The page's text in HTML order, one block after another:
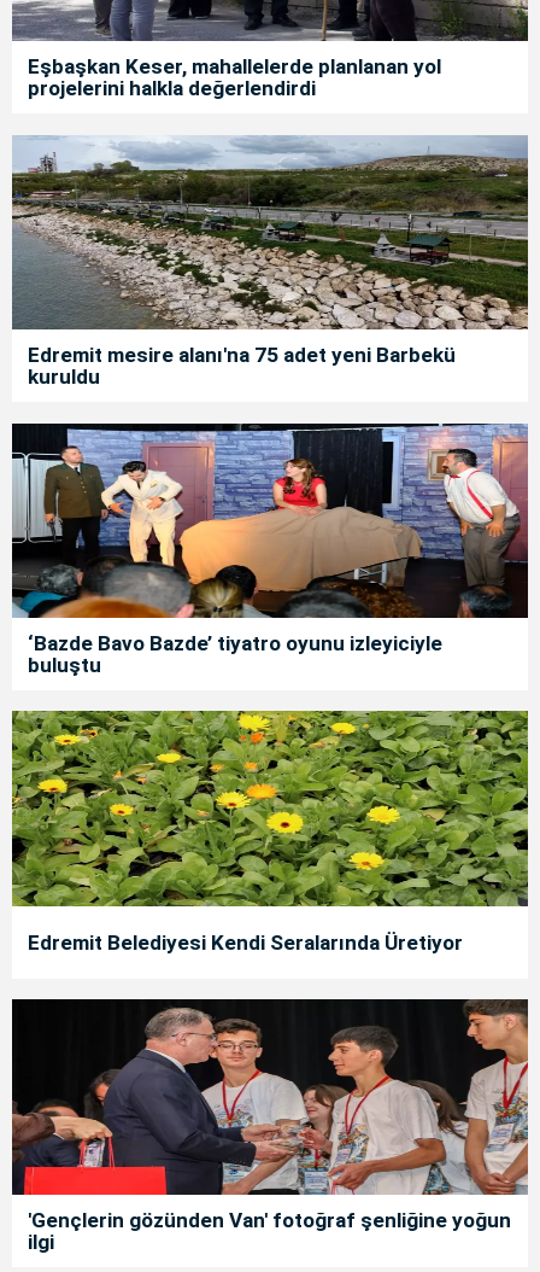
Eşbaşkan Keser, mahallelerde planlanan yol
projelerini halkla değerlendirdi
Edremit mesire alanı'na 75 adet yeni Barbekü
kuruldu
‘Bazde Bavo Bazde’ tiyatro oyunu izleyiciyle
buluştu
Edremit Belediyesi Kendi Seralarında Üretiyor
'Gençlerin gözünden Van' fotoğraf şenliğine yoğun
ilgi